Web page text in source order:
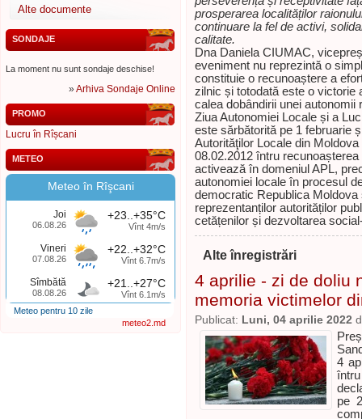
Alte documente
SONDAJE
La moment nu sunt sondaje deschise!
»Arhiva Sondaje Online
PROMO
Lucru în Rîșcani
METEO
Meteo în Rîşcani
Joi
06.08.26
+23..+35°C
Vînt 4m/s
Vineri
07.08.26
+22..+32°C
Vînt 6.7m/s
Sîmbătă
08.08.26
+21..+27°C
Vînt 6.1m/s
Meteo pentru 10 zile
meteo2.md
prosperarea localităților
continuare la fel de activi,
calitate.
Dna Daniela CIUMAC,
eveniment nu reprezintă o
constituie o recunoaștere a
zilnic și totodată este o victorie
calea dobândirii unei autonomii
Ziua Autonomiei Locale și a
este sărbătorită pe 1 februarie
Autorităţilor Locale din
08.02.2012 întru
activează în domeniul APL,
autonomiei locale în procesul
democratic Republica
reprezentanților autorităților
cetățenilor și dezvoltarea
Alte înregistrări
4 aprilie - zi de doliu
memoria victimelor
Publicat: Luni, 04 aprilie 2022
4
pe